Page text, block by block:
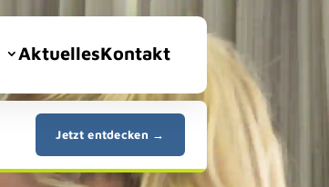
AktuellesKontakt
Jetzt entdecken →